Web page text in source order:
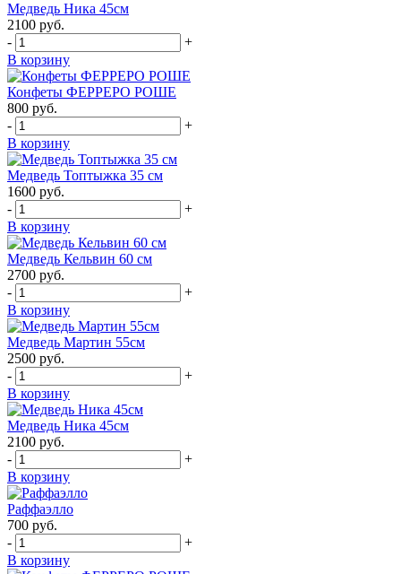
Медведь Ника 45см
2100 руб.
-
+
В корзину
Конфеты ФЕРРЕРО РОШЕ
800 руб.
-
+
В корзину
Медведь Топтыжка 35 см
1600 руб.
-
+
В корзину
Медведь Кельвин 60 см
2700 руб.
-
+
В корзину
Медведь Мартин 55см
2500 руб.
-
+
В корзину
Медведь Ника 45см
2100 руб.
-
+
В корзину
Раффаэлло
700 руб.
-
+
В корзину